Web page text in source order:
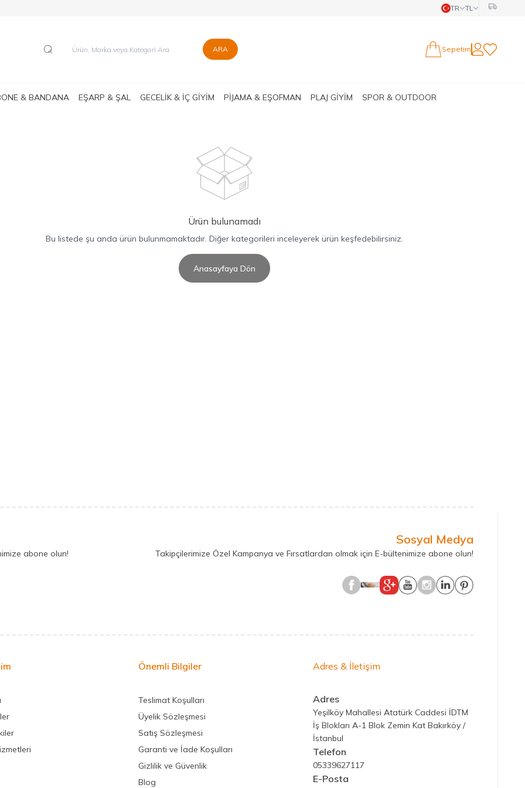
TR TL
ARA SepetimHesabım
Favorilerim
& BANDANA EŞARP & ŞAL GECELİK & İÇ GİYİM PİJAMA & EŞOFMAN PLAJ GİYİM
SPOR & OUTDOOR
Ürün bulunamadı
Bu listede şu anda ürün bulunmamaktadır. Diğer kategorileri inceleyerek ürün keşfedebilirsiniz.
Anasayfaya Dön
abone olun!
Sosyal Medya
Takipçilerimize Özel Kampanya ve Fırsatlardan olmak için E-bültenimize abone olun!
Adres & İletişim
Adres
Yeşilköy Mahallesi Atatürk Caddesi İDTM
İş Blokları A-1 Blok Zemin Kat Bakırköy /
İstanbul
Telefon
05339627117
E-Posta
Önemli Bilgiler
Teslimat Koşulları
Üyelik Sözleşmesi
Satış Sözleşmesi
Garanti ve İade Koşulları
Gizlilik ve Güvenlik
Blog